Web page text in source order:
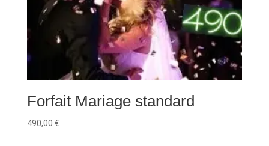
Forfait Mariage standard
490,00 €